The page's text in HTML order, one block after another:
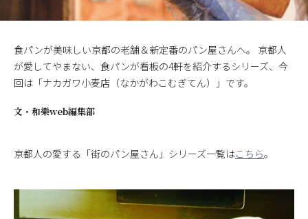
食パンが美味しい京都の老舗＆新定番のパン屋さんへ。 京都人
が愛してやまない、食パンが看板の4軒を紹介するシリーズ、今
回は「ナカガワ小麦店（なかがわこむぎてん）」です。
文・ 和樂web編集部
京都人の愛する「街のパン屋さん」シリーズ一覧はこちら。